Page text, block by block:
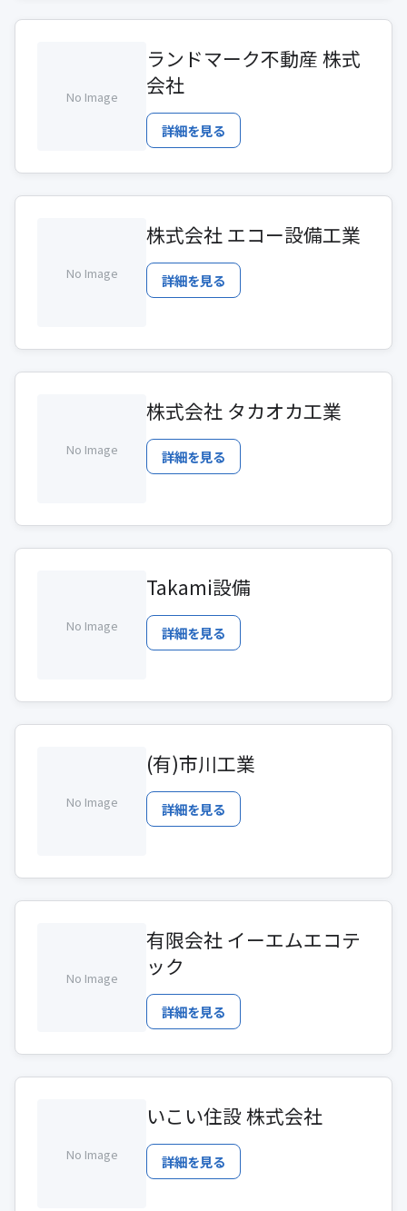
No Image
ランドマーク不動産 株式
会社
詳細を見る
No Image
株式会社 エコー設備工業
詳細を見る
No Image
株式会社 タカオカ工業
詳細を見る
No Image
Takami設備
詳細を見る
No Image
(有)市川工業
詳細を見る
No Image
有限会社 イーエムエコテ
ック
詳細を見る
No Image
いこい住設 株式会社
詳細を見る